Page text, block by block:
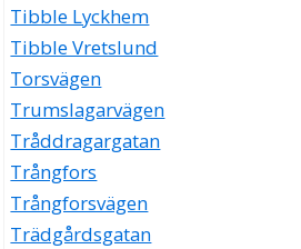
Tibble Lyckhem
Tibble Vretslund
Torsvägen
Trumslagarvägen
Tråddragargatan
Trångfors
Trångforsvägen
Trädgårdsgatan